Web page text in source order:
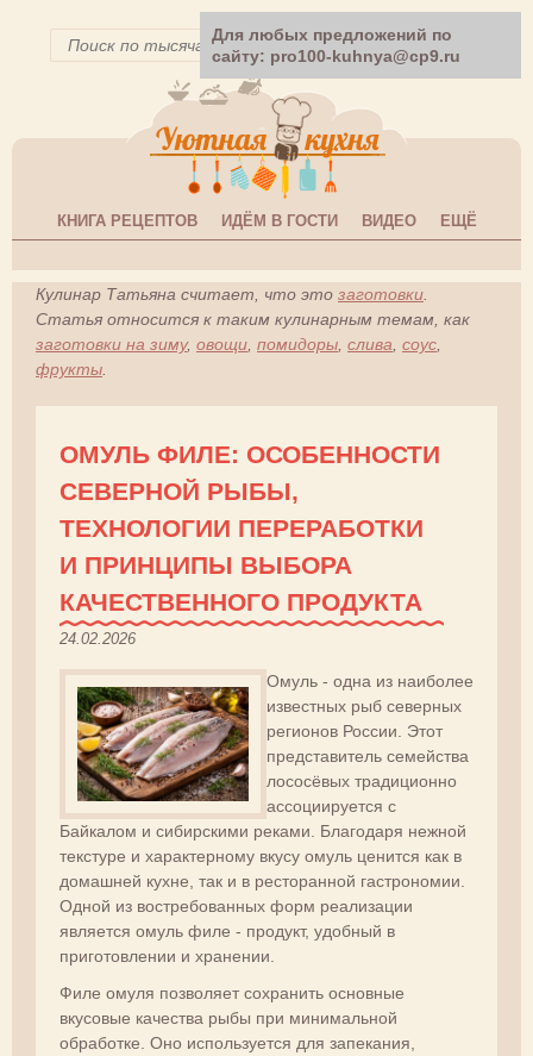
КНИГА РЕЦЕПТОВ ИДЁМ В ГОСТИ ВИДЕО ЕЩЁ
Кулинар Татьяна считает, что это заготовки
Статья относится к таким кулинарным темам, как
заготовки на зиму, овощи помидоры слива соус
фрукты
ОМУЛЬ ФИЛЕ: ОСОБЕННОСТИ
СЕВЕРНОЙ РЫБЫ,
ТЕХНОЛОГИИ ПЕРЕРАБОТКИ
И ПРИНЦИПЫ ВЫБОРА
КАЧЕСТВЕННОГО ПРОДУКТА
24.02.2026
Омуль - одна из наиболее
известных рыб северных
регионов России. Этот
представитель семейства
лососёвых традиционно
ассоциируется с
Байкалом и сибирскими реками. Благодаря нежной
текстуре и характерному вкусу омуль ценится как в
домашней кухне, так и в ресторанной гастрономии.
Одной из востребованных форм реализации
является омуль филе - продукт, удобный в
приготовлении и хранении.
Филе омуля позволяет сохранить основные
вкусовые качества рыбы при минимальной
обработке. Оно используется для запекания,
Для любых предложений по
сайту: pro100-kuhnya@cp9.ru